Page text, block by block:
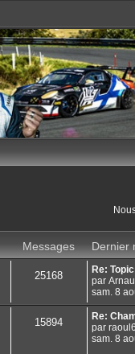
Messages
Dernier
25168
Re:
par
sam. 8
15894
Re:
par
sam. 8